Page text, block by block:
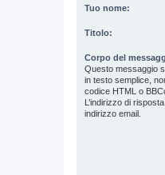
Tuo nome:
Titolo:
Corpo del
Questo messaggio
in testo semplice,
codice HTML o
L’indirizzo di
indirizzo email.